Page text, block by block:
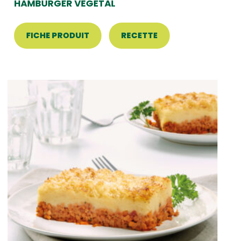
HAMBURGER VÉGÉTAL
FICHE PRODUIT RECETTE